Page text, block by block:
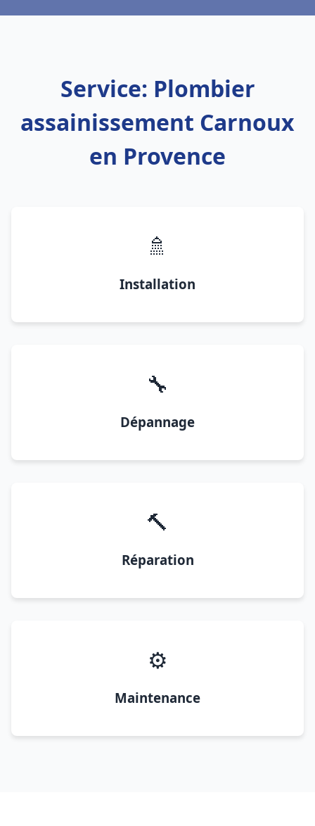
Service: Plombier
assainissement Carnoux
en Provence
🚿
Installation
🔧
Dépannage
🔨
Réparation
⚙️
Maintenance